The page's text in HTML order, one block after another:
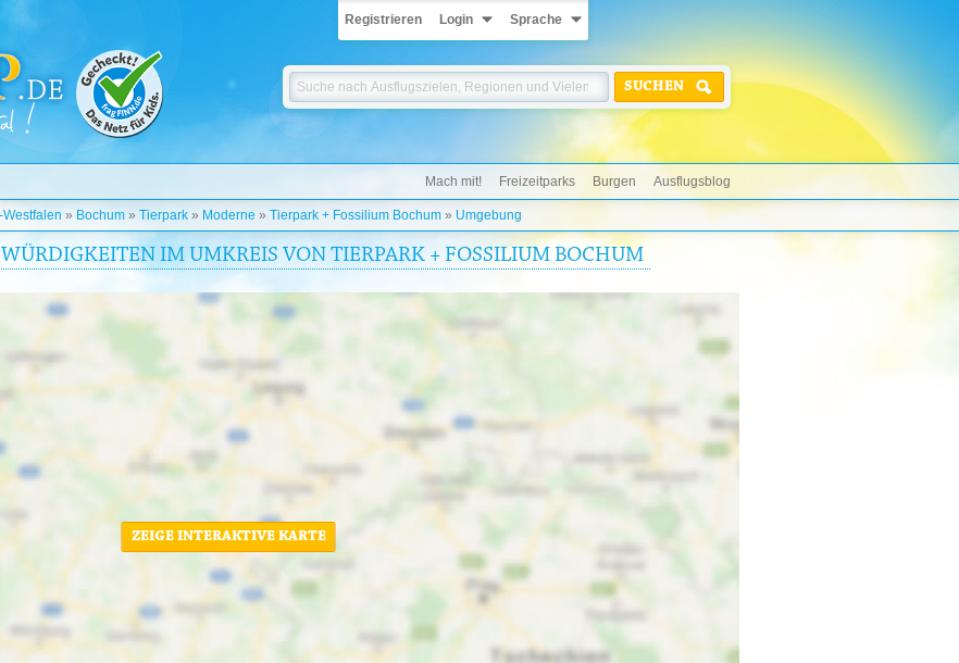
Registrieren Login Sprache
SUCHEN
Mach mit! Freizeitparks Burgen Ausflugsblog
» Bochum » Tierpark » Moderne » Tierpark + Fossilium Bochum » Umgebung
IM UMKREIS VON TIERPARK + FOSSILIUM BOCHUM
ZEIGE INTERAKTIVE KARTE